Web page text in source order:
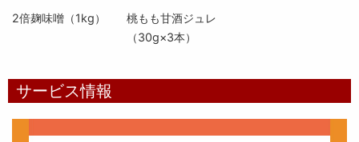
2倍麹味噌（1kg）
桃もも甘酒ジュレ
（30g×3本）
サービス情報